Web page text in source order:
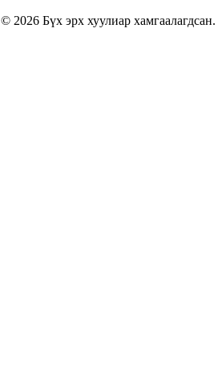
© 2026 Бүх эрх хуулиар хамгаалагдсан.